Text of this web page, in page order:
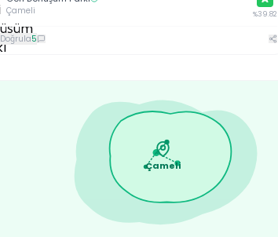
Çameli %39.82
Doğrula5
Çameli